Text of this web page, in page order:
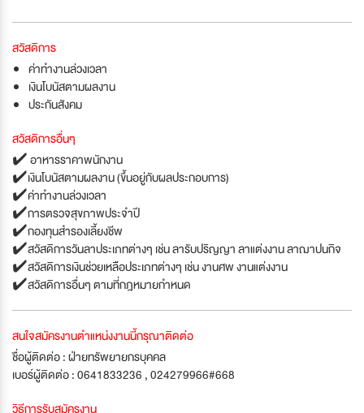
สวัสดิการ
ค่าทำงานล่วงเวลา
เงินโบนัสตามผลงาน
ประกันสังคม
สวัสดิการอื่นๆ
✔️ อาหารราคาพนักงาน
✔️เงินโบนัสตามผลงาน (ขึ้นอยู่กับผลประกอบการ)
✔️ค่าทำงานล่วงเวลา
✔️การตรวจสุขภาพประจำปี
✔️กองทุนสำรองเลี้ยงชีพ
✔️สวัสดิการวันลาประเภทต่างๆ เช่น ลารับปริญญา ลาแต่งงาน ลาฌาปนกิจ
✔️สวัสดิการเงินช่วยเหลือประเภทต่างๆ เช่น งานศพ งานแต่งงาน
✔️สวัสดิการอื่นๆ ตามที่กฎหมายกำหนด
สนใจสมัครงานตำแหน่งงานนี้กรุณาติดต่อ
ชื่อผู้ติดต่อ : ฝ่ายทรัพยายกรบุคคล
เบอร์ผู้ติดต่อ : 0641833236 , 024279966#668
วิธีการรับสมัครงาน